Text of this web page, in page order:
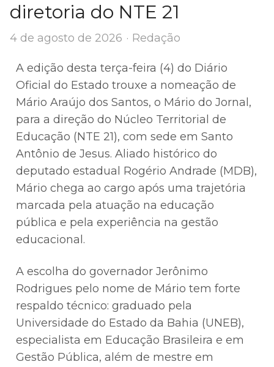
diretoria do NTE 21
4 de agosto de 2026 Author
Redação
A edição desta terça-feira (4) do Diário
Oficial do Estado trouxe a nomeação de
Mário Araújo dos Santos, o Mário do Jornal,
para a direção do Núcleo Territorial de
Educação (NTE 21), com sede em Santo
Antônio de Jesus. Aliado histórico do
deputado estadual Rogério Andrade (MDB),
Mário chega ao cargo após uma trajetória
marcada pela atuação na educação
pública e pela experiência na gestão
educacional.
A escolha do governador Jerônimo
Rodrigues pelo nome de Mário tem forte
respaldo técnico: graduado pela
Universidade do Estado da Bahia (UNEB),
especialista em Educação Brasileira e em
Gestão Pública, além de mestre em